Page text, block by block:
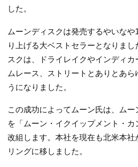
した。
ムーンディスクは発売するやいな
り上げる大ベストセラーとなりまし
スクは、ドライレイクやインディ
ムレース、ストリートとありとあら
うになりました。
この成功によってムーン氏は、ム
を「ムーン・イクイップメント・
改組します。本社を現在も北米本
リングに移しました。